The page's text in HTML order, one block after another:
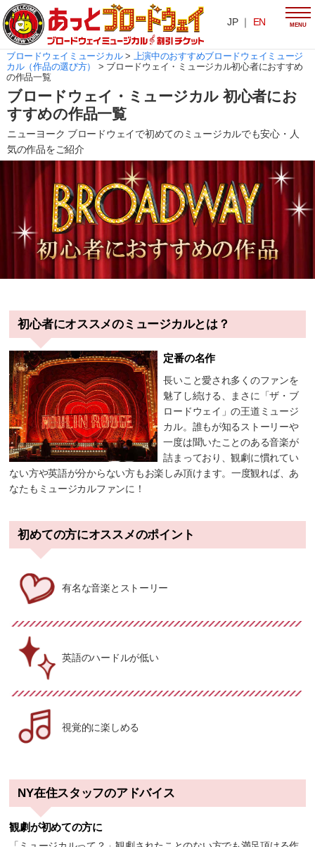
JP ｜ EN MENU
ブロードウェイミュージカル> 上演中のおすすめブロードウェイミュージ
カル（作品の選び方）
> ブロードウェイ・ミュージカル初心者におすすめ
の作品一覧
ブロードウェイ・ミュージカル 初心者にお
すすめの作品一覧
ニューヨーク ブロードウェイで初めてのミュージカルでも安心・人
気の作品をご紹介
初心者にオススメのミュージカルとは？
定番の名作
長いこと愛され多くのファンを
魅了し続ける、まさに「ザ・ブ
ロードウェイ」の王道ミュージ
カル。誰もが知るストーリーや
一度は聞いたことのある音楽が
詰まっており、観劇に慣れてい
ない方や英語が分からない方もお楽しみ頂けます。一度観れば、あ
なたもミュージカルファンに！
初めての方にオススメのポイント
有名な音楽とストーリー
英語のハードルが低い
視覚的に楽しめる
NY在住スタッフのアドバイス
観劇が初めての方に